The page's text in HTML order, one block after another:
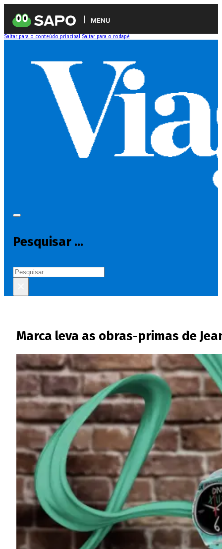
MENU
Saltar para o conteúdo principal Saltar para o rodapé
Pesquisar ...
Pesquisar
Marca leva as obras-primas de